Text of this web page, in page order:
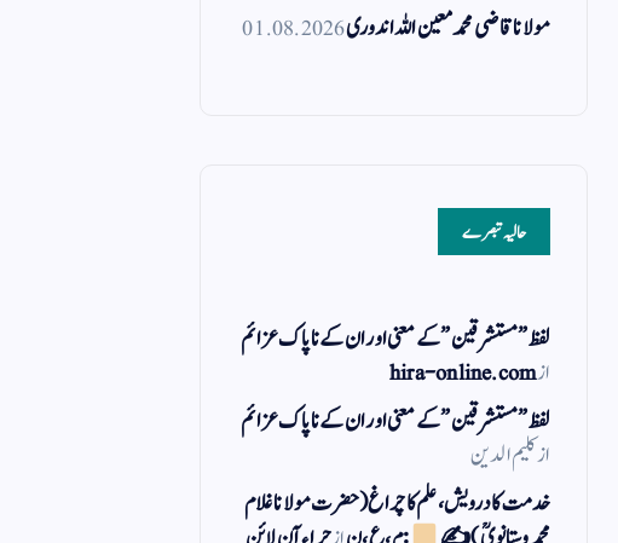
مولانا قاضی محمد معین اللہ اندوری01.08.2026
حالیہ تبصرے
لفظ ” مستشرقین ” کے معنی اور ان کے نا پاک عزائم
ازhira-online.com
لفظ ” مستشرقین ” کے معنی اور ان کے نا پاک عزائم
ازکلیم الدین
خدمت کا درویش، علم کا چراغ(حضرت مولانا غلام